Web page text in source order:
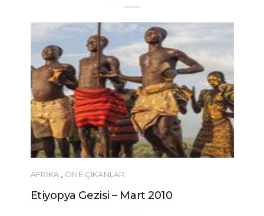
AFRIKA , ÖNE ÇIKANLAR
Etiyopya Gezisi – Mart 2010